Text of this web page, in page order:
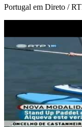
Portugal em Direto /